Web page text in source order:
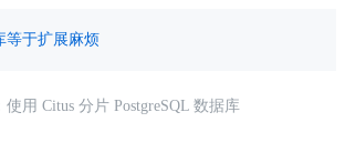
等于扩展麻烦
用 Citus 分片 PostgreSQL 数据库